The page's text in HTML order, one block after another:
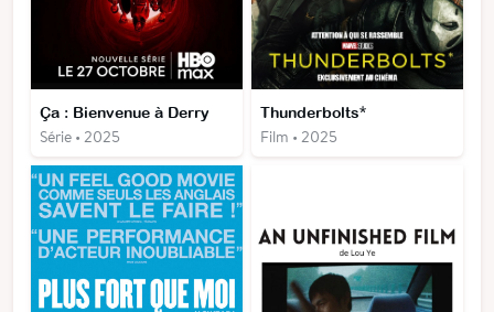
Ça : Bienvenue à Derry
Série • 2025
Thunderbolts*
Film • 2025